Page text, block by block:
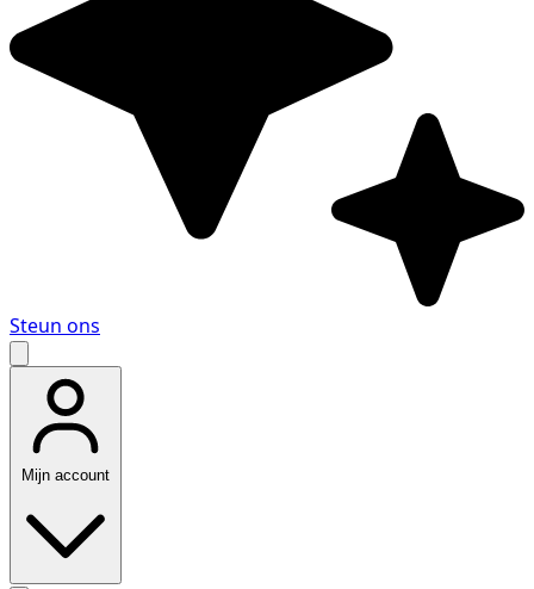
Steun ons
Mijn account